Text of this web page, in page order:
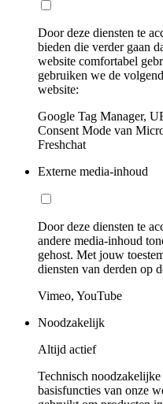
Door deze diensten te
bieden die verder gaan
website comfortabel
gebruiken we de
website:
Google Tag Manager,
Consent Mode van
Freshchat
Externe media-inhoud
Door deze diensten te
andere media-inhoud
gehost. Met jouw
diensten van derden op
Vimeo, YouTube
Noodzakelijk
Altijd actief
Technisch
basisfuncties van onze